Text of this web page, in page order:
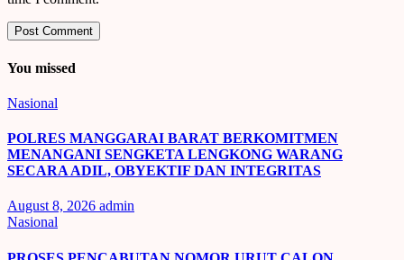
You missed
Nasional
POLRES MANGGARAI BARAT BERKOMITMEN
MENANGANI SENGKETA LENGKONG WARANG
SECARA ADIL, OBYEKTIF DAN INTEGRITAS
August 8, 2026 admin
Nasional